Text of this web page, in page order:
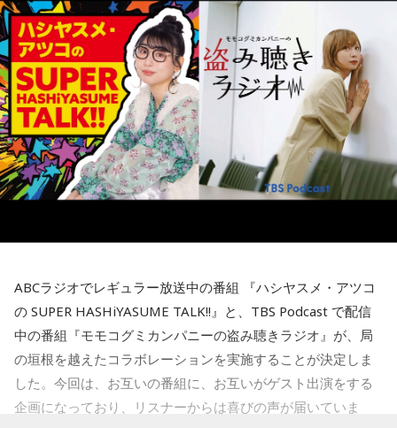
ランドプロデューサーへとステップアップしていく仕組みに
なっているそうです。きゃりーは「階段を上がっていくん
だ！」と感心しながら耳を傾けていました。
会社経営の魅力について尋ねられると、ゆとりくんは「会社
って脳みそなんで、宇宙なんですよ」と独特な表現で回答し
ます。「自分が想像したことは全部実現できる可能性があ
る」と語り、音楽のように声質とか身体的な制約がある表現
とは異なり、会社経営には発想次第でどこまでも挑戦できる
自由さがあると説明しました。
明かし、「親父が起業家だったのでDNA的なものはあるかも
た」と振り返りました。
（左から）パーソナリティのきゃりーぱみゅぱみゅ、株式会
社yutori代表取締役社長 片石貴展さん（ゆとりくん）
く改善し、現在では世界幸福度ランキングで上位を維持する
国として知られています。
その背景について森下さんは、「国や教育現場が“一人ひとり
の特性をどう活かしていくか”を重視していました」と説明し
ます。「1人の人材も無駄にはできない」という考え方のも
と、それぞれの個性や能力を社会全体で生かそうとする姿勢
が、大きな変化につながったと振り返りました。
フィンランドを訪れたことがある宇賀は、図書館や教会の印
一方で、フィンランドでの暮らしでもっとも大変なのは冬だ
といいます。日照時間が短く、小学生も暗闇のなかを登校す
るほどで、「人に会いたくなくなったり、どれだけ寝ても寝
足りないときがある」と明かします。30年以上暮らした今で
も「まだ慣れていないですね」と話し、フィンランド語の習
得についても「いつまで経っても終わりが見えないところを
歩いている感じ」と率直な思いを語りました。
ABCラジオでレギュラー放送中の番組 『ハシヤスメ・アツコ
の SUPER HASHiYASUME TALK!!』と、TBS Podcast で配信
中の番組『モモコグミカンパニーの盗み聴きラジオ』が、局
の垣根を越えたコラボレーションを実施することが決定しま
した。今回は、お互いの番組に、お互いがゲスト出演をする
企画になっており、リスナーからは喜びの声が届いていま